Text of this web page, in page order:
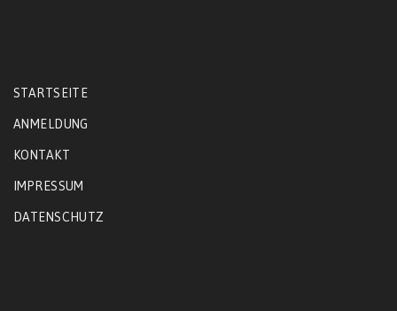
STARTSEITE
ANMELDUNG
KONTAKT
IMPRESSUM
DATENSCHUTZ